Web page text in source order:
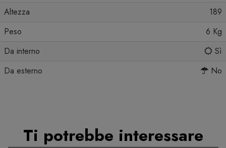
Altezza
189
Peso
6 Kg
Da interno
Sì
Da esterno
No
Ti potrebbe interessare